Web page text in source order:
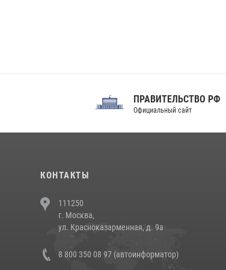
ПРАВИТЕЛЬСТВО РФ
Официальный сайт
КОНТАКТЫ
111250
г. Москва,
ул. Красноказарменная, д. 9а
8 800 350 08 97 (автоинформатор)